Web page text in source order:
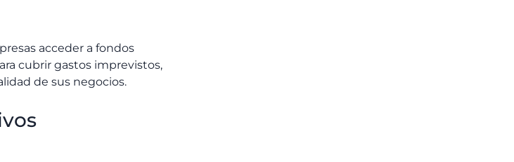
acceder a fondos
cubrir gastos imprevistos,
de sus negocios.